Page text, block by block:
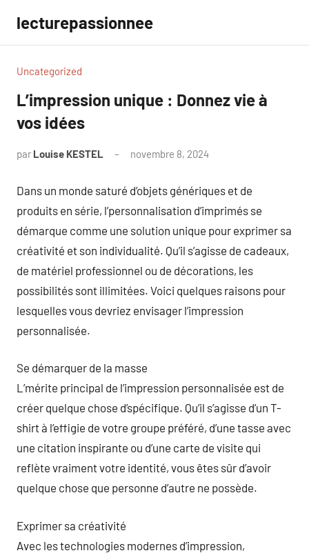
contenu
lecturepassionnee
Uncategorized
L’impression unique : Donnez vie à
vos idées
par Louise KESTEL novembre 8, 2024
Dans un monde saturé d’objets génériques et de
produits en série, l’personnalisation d’imprimés se
démarque comme une solution unique pour exprimer sa
créativité et son individualité. Qu’il s’agisse de cadeaux,
de matériel professionnel ou de décorations, les
possibilités sont illimitées. Voici quelques raisons pour
lesquelles vous devriez envisager l’impression
personnalisée.
Se démarquer de la masse
L’mérite principal de l’impression personnalisée est de
créer quelque chose d’spécifique. Qu’il s’agisse d’un T-
shirt à l’effigie de votre groupe préféré, d’une tasse avec
une citation inspirante ou d’une carte de visite qui
reflète vraiment votre identité, vous êtes sûr d’avoir
quelque chose que personne d’autre ne possède.
Exprimer sa créativité
Avec les technologies modernes d’impression,